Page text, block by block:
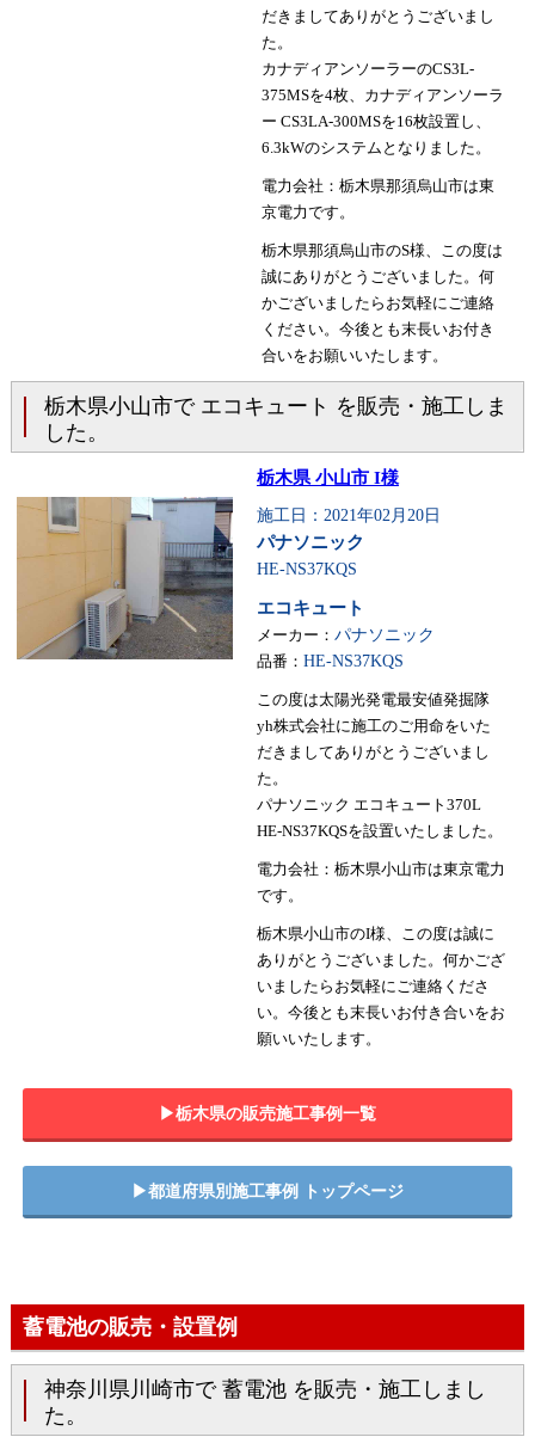
だきましてありがとうございまし
た。
カナディアンソーラーのCS3L-
375MSを4枚、カナディアンソーラ
ー CS3LA-300MSを16枚設置し、
6.3kWのシステムとなりました。
電力会社：栃木県那須烏山市は東
京電力です。
栃木県那須烏山市のS様、この度は
誠にありがとうございました。何
かございましたらお気軽にご連絡
ください。今後とも末長いお付き
合いをお願いいたします。
栃木県小山市で エコキュート を販売・施工しま
した。
栃木県 小山市 I様
施工日：2021年02月20日
パナソニック
HE-NS37KQS
エコキュート
メーカー： パナソニック
品番： HE-NS37KQS
この度は太陽光発電最安値発掘隊
yh株式会社に施工のご用命をいた
だきましてありがとうございまし
た。
パナソニック エコキュート370L
HE-NS37KQSを設置いたしました。
電力会社：栃木県小山市は東京電力
です。
栃木県小山市のI様、この度は誠に
ありがとうございました。何かござ
いましたらお気軽にご連絡くださ
い。今後とも末長いお付き合いをお
願いいたします。
▶︎栃木県の販売施工事例一覧
▶︎都道府県別施工事例 トップページ
蓄電池の販売・設置例
神奈川県川崎市で 蓄電池 を販売・施工しまし
た。